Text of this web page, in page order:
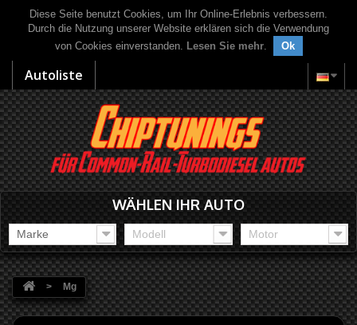
Diese Seite benutzt Cookies, um Ihr Online-Erlebnis verbessern.
Durch die Nutzung unserer Website erklären sich die Verwendung
von Cookies einverstanden. Lesen Sie mehr. Ok
Autoliste
WÄHLEN IHR AUTO
Marke Modell Motor
> Mg